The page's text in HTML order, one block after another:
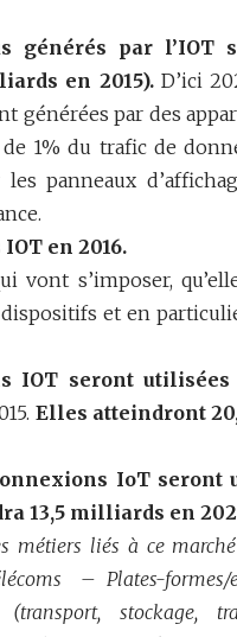
générés par l’IOT
en 2015). D’ici
générées par des
1% du trafic de
panneaux
en 2016.
vont s’imposer,
et en
IOT seront
Elles atteindront
IoT seront
13,5 milliards en
métiers liés à ce
– Plates-formes/
stockage,